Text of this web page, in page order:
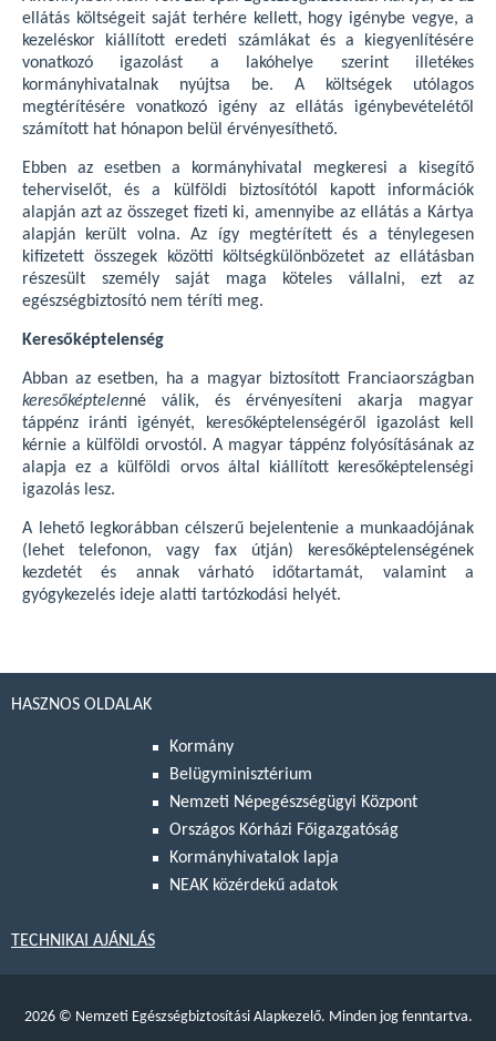
ellátás költségeit saját terhére kellett, hogy igénybe vegye, a
kezeléskor kiállított eredeti számlákat és a kiegyenlítésére
vonatkozó igazolást a lakóhelye szerint illetékes
kormányhivatalnak nyújtsa be. A költségek utólagos
megtérítésére vonatkozó igény az ellátás igénybevételétől
számított hat hónapon belül érvényesíthető.
Ebben az esetben a kormányhivatal megkeresi a kisegítő
teherviselőt, és a külföldi biztosítótól kapott információk
alapján azt az összeget fizeti ki, amennyibe az ellátás a Kártya
alapján került volna. Az így megtérített és a ténylegesen
kifizetett összegek közötti költségkülönbözetet az ellátásban
részesült személy saját maga köteles vállalni, ezt az
egészségbiztosító nem téríti meg.
Keresőképtelenség
Abban az esetben, ha a magyar biztosított Franciaországban
keresőképtelenné válik, és érvényesíteni akarja magyar
táppénz iránti igényét, keresőképtelenségéről igazolást kell
kérnie a külföldi orvostól. A magyar táppénz folyósításának az
alapja ez a külföldi orvos által kiállított keresőképtelenségi
igazolás lesz.
A lehető legkorábban célszerű bejelentenie a munkaadójának
(lehet telefonon, vagy fax útján) keresőképtelenségének
kezdetét és annak várható időtartamát, valamint a
gyógykezelés ideje alatti tartózkodási helyét.
HASZNOS OLDALAK
Kormány
Belügyminisztérium
Nemzeti Népegészségügyi Központ
Országos Kórházi Főigazgatóság
Kormányhivatalok lapja
NEAK közérdekű adatok
TECHNIKAI AJÁNLÁS
2026 © Nemzeti Egészségbiztosítási Alapkezelő. Minden jog fenntartva.